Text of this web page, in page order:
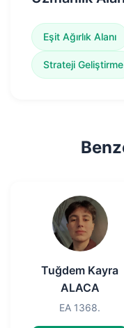
Eşit Ağırlık Alanı
Strateji Geliştirme
Tuğdem Kayra
ALACA
EA 1368.